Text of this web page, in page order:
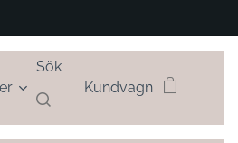
Sök
Kundvagn